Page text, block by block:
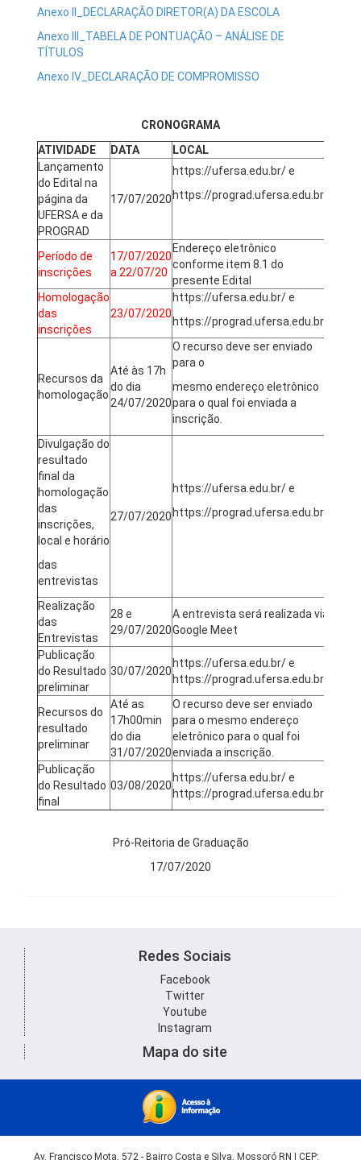
Anexo II_DECLARAÇÃO DIRETOR(A) DA ESCOLA
Anexo III_TABELA DE PONTUAÇÃO – ANÁLISE DE
TÍTULOS
Anexo IV_DECLARAÇÃO DE COMPROMISSO
CRONOGRAMA
ATIVIDADE
DATA
LOCAL
Lançamento
do Edital na
página da
UFERSA e da
PROGRAD
17/07/2020
https://ufersa.edu.br/ e
https://prograd.ufersa.edu.br/
Período de
inscrições
17/07/2020
a 22/07/20
Endereço eletrônico
conforme item 8.1 do
presente Edital
Homologação
das
inscrições
23/07/2020
https://ufersa.edu.br/ e
https://prograd.ufersa.edu.br/
Recursos da
homologação
Até às 17h
do dia
24/07/2020
O recurso deve ser enviado
para o
mesmo endereço eletrônico
para o qual foi enviada a
inscrição.
Divulgação do
resultado
final da
homologação
das
inscrições,
local e horário
das
entrevistas
27/07/2020
https://ufersa.edu.br/ e
https://prograd.ufersa.edu.br/
Realização
das
Entrevistas
28 e
29/07/2020
A entrevista será realizada via
Google Meet
Publicação
do Resultado
preliminar
30/07/2020
https://ufersa.edu.br/ e
https://prograd.ufersa.edu.br/
Recursos do
resultado
preliminar
Até as
17h00min
do dia
31/07/2020
O recurso deve ser enviado
para o mesmo endereço
eletrônico para o qual foi
enviada a inscrição.
Publicação
do Resultado
final
03/08/2020
https://ufersa.edu.br/ e
https://prograd.ufersa.edu.br/
Pró-Reitoria de Graduação
17/07/2020
Redes Sociais
Facebook
Twitter
Youtube
Instagram
Mapa do site
Av. Francisco Mota, 572 - Bairro Costa e Silva, Mossoró RN | CEP: